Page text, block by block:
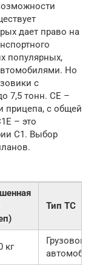
дает право на
популярных,
Но
с
7,5 тонн. CE –
прицепа, с общей
– это
C1. Выбор
Тип ТС
кг
Грузовой